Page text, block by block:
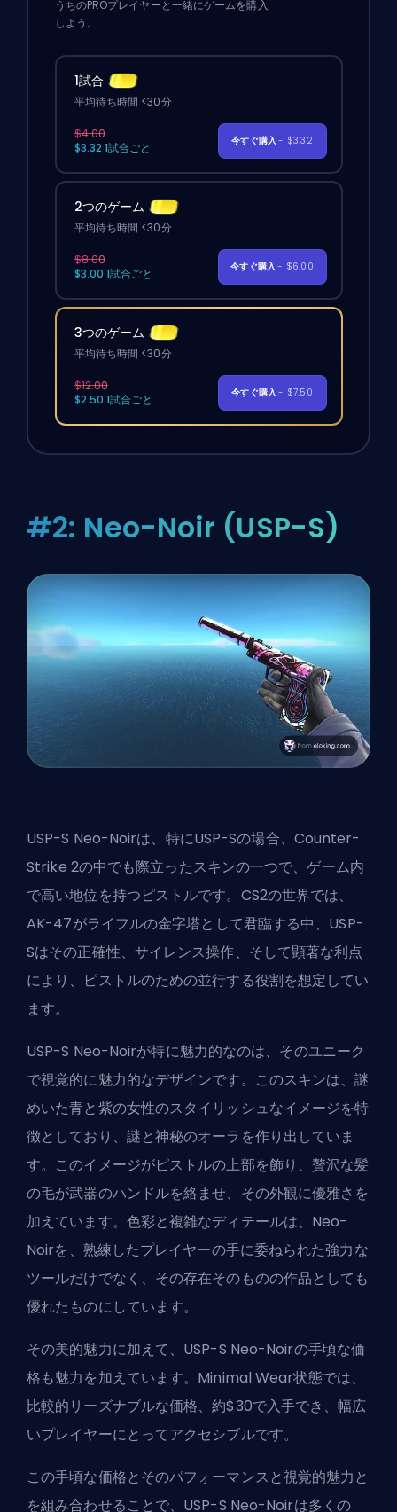
うちのPROプレイヤーと一緒にゲームを購入
しよう。
1試合
平均待ち時間 <30分
$4.00
$3.32 1試合ごと
今すぐ購入- $3.32
2つのゲーム
平均待ち時間 <30分
$8.00
$3.00 1試合ごと
今すぐ購入- $6.00
3つのゲーム
平均待ち時間 <30分
$12.00
$2.50 1試合ごと
今すぐ購入- $7.50
#2: Neo-Noir (USP-S)
USP-S Neo-Noirは、特にUSP-Sの場合、Counter-
Strike 2の中でも際立ったスキンの一つで、ゲーム内
で高い地位を持つピストルです。CS2の世界では、
AK-47がライフルの金字塔として君臨する中、USP-
Sはその正確性、サイレンス操作、そして顕著な利点
により、ピストルのための並行する役割を想定してい
ます。
USP-S Neo-Noirが特に魅力的なのは、そのユニーク
で視覚的に魅力的なデザインです。このスキンは、謎
めいた青と紫の女性のスタイリッシュなイメージを特
徴としており、謎と神秘のオーラを作り出していま
す。このイメージがピストルの上部を飾り、贅沢な髪
の毛が武器のハンドルを絡ませ、その外観に優雅さを
加えています。色彩と複雑なディテールは、Neo-
Noirを、熟練したプレイヤーの手に委ねられた強力な
ツールだけでなく、その存在そのものの作品としても
優れたものにしています。
その美的魅力に加えて、USP-S Neo-Noirの手頃な価
格も魅力を加えています。Minimal Wear状態では、
比較的リーズナブルな価格、約$30で入手でき、幅広
いプレイヤーにとってアクセシブルです。
この手頃な価格とそのパフォーマンスと視覚的魅力と
を組み合わせることで、USP-S Neo-Noirは多くの